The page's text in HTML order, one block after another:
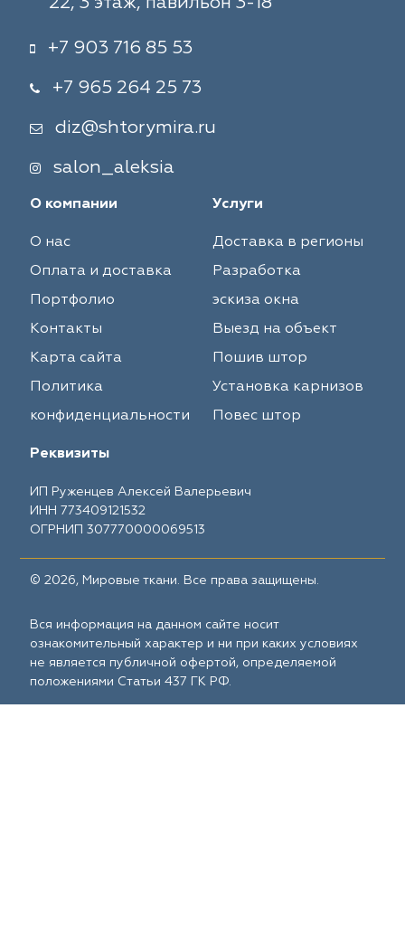
+7 903 716 85 53
+7 965 264 25 73
diz@shtorymira.ru
salon_aleksia
О компании
О нас
Оплата и доставка
Портфолио
Контакты
Карта сайта
Политика
конфиденциальности
Услуги
Доставка в регионы
Разработка
эскиза окна
Выезд на объект
Пошив штор
Установка карнизов
Повес штор
Реквизиты
ИП Руженцев Алексей Валерьевич
ИНН 773409121532
ОГРНИП 307770000069513
© 2026, Мировые ткани. Все права защищены.
Вся информация на данном сайте носит
ознакомительный характер и ни при каких условиях
не является публичной офертой, определяемой
положениями Статьи 437 ГК РФ.